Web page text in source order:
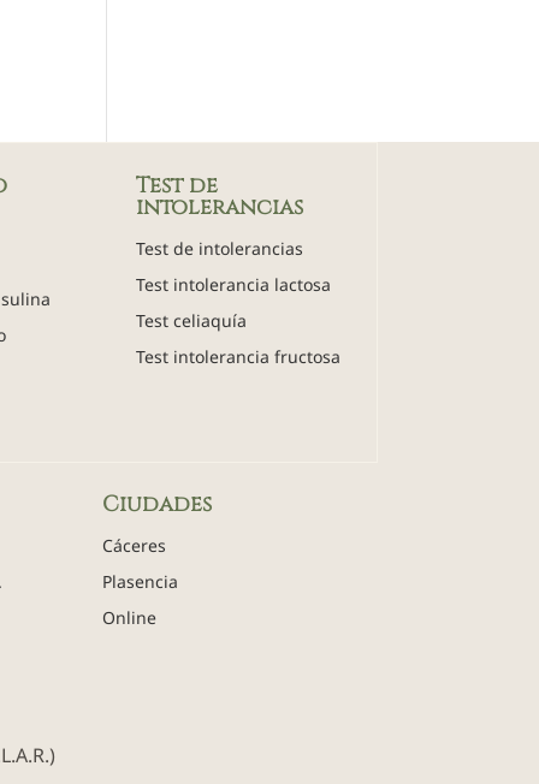
Test de
intolerancias
Test de intolerancias
Test intolerancia lactosa
Test celiaquía
Test intolerancia fructosa
Ciudades
Cáceres
Plasencia
Online